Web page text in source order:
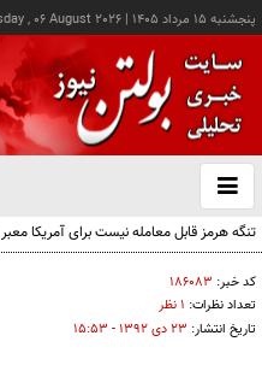
پنجشنبه ۱۵ مرداد ۱۴۰۵ |
, 06 August 2026
باز
و
تنگه هرمز قابل معامله نیست برای آمریکا معبر
کد خبر: ۱۸۶۰۸۳
تعداد نظرات: ۱ نظر
تاریخ انتشار: ۲۳ دی ۱۳۹۲ - ۱۵:۵۳